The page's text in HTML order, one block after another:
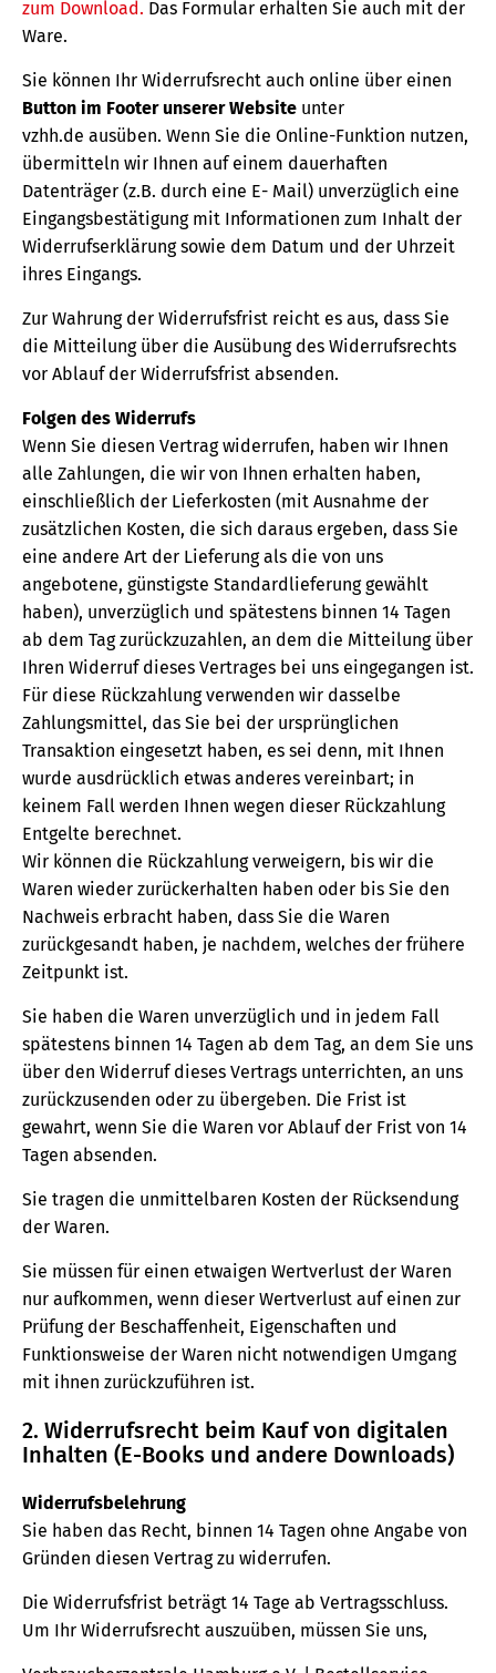
zum Download. Das Formular erhalten Sie auch mit der
Ware.
Sie können Ihr Widerrufsrecht auch online über einen
Button im Footer unserer Website unter
vzhh.de ausüben. Wenn Sie die Online-Funktion nutzen,
übermitteln wir Ihnen auf einem dauerhaften
Datenträger (z.B. durch eine E- Mail) unverzüglich eine
Eingangsbestätigung mit Informationen zum Inhalt der
Widerrufserklärung sowie dem Datum und der Uhrzeit
ihres Eingangs.
Zur Wahrung der Widerrufsfrist reicht es aus, dass Sie
die Mitteilung über die Ausübung des Widerrufsrechts
vor Ablauf der Widerrufsfrist absenden.
Folgen des Widerrufs
Wenn Sie diesen Vertrag widerrufen, haben wir Ihnen
alle Zahlungen, die wir von Ihnen erhalten haben,
einschließlich der Lieferkosten (mit Ausnahme der
zusätzlichen Kosten, die sich daraus ergeben, dass Sie
eine andere Art der Lieferung als die von uns
angebotene, günstigste Standardlieferung gewählt
haben), unverzüglich und spätestens binnen 14 Tagen
ab dem Tag zurückzuzahlen, an dem die Mitteilung über
Ihren Widerruf dieses Vertrages bei uns eingegangen ist.
Für diese Rückzahlung verwenden wir dasselbe
Zahlungsmittel, das Sie bei der ursprünglichen
Transaktion eingesetzt haben, es sei denn, mit Ihnen
wurde ausdrücklich etwas anderes vereinbart; in
keinem Fall werden Ihnen wegen dieser Rückzahlung
Entgelte berechnet.
Wir können die Rückzahlung verweigern, bis wir die
Waren wieder zurückerhalten haben oder bis Sie den
Nachweis erbracht haben, dass Sie die Waren
zurückgesandt haben, je nachdem, welches der frühere
Zeitpunkt ist.
Sie haben die Waren unverzüglich und in jedem Fall
spätestens binnen 14 Tagen ab dem Tag, an dem Sie uns
über den Widerruf dieses Vertrags unterrichten, an uns
zurückzusenden oder zu übergeben. Die Frist ist
gewahrt, wenn Sie die Waren vor Ablauf der Frist von 14
Tagen absenden.
Sie tragen die unmittelbaren Kosten der Rücksendung
der Waren.
Sie müssen für einen etwaigen Wertverlust der Waren
nur aufkommen, wenn dieser Wertverlust auf einen zur
Prüfung der Beschaffenheit, Eigenschaften und
Funktionsweise der Waren nicht notwendigen Umgang
mit ihnen zurückzuführen ist.
2. Widerrufsrecht beim Kauf von digitalen
Inhalten (E-Books und andere Downloads)
Widerrufsbelehrung
Sie haben das Recht, binnen 14 Tagen ohne Angabe von
Gründen diesen Vertrag zu widerrufen.
Die Widerrufsfrist beträgt 14 Tage ab Vertragsschluss.
Um Ihr Widerrufsrecht auszuüben, müssen Sie uns,